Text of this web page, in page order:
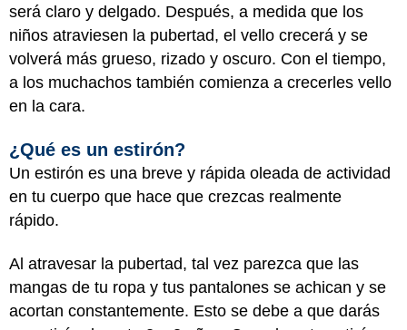
será claro y delgado. Después, a medida que los
niños atraviesen la pubertad, el vello crecerá y se
volverá más grueso, rizado y oscuro. Con el tiempo,
a los muchachos también comienza a crecerles vello
en la cara.
¿Qué es un estirón?
Un estirón es una breve y rápida oleada de actividad
en tu cuerpo que hace que crezcas realmente
rápido.
Al atravesar la pubertad, tal vez parezca que las
mangas de tu ropa y tus pantalones se achican y se
acortan constantemente. Esto se debe a que darás